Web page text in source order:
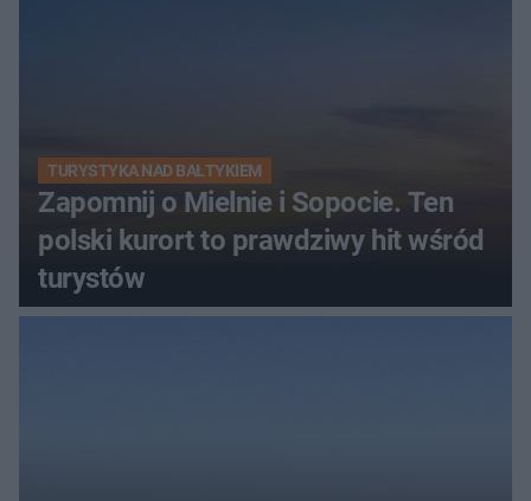
TURYSTYKA NAD BAŁTYKIEM
Zapomnij o Mielnie i Sopocie. Ten
polski kurort to prawdziwy hit wśród
turystów